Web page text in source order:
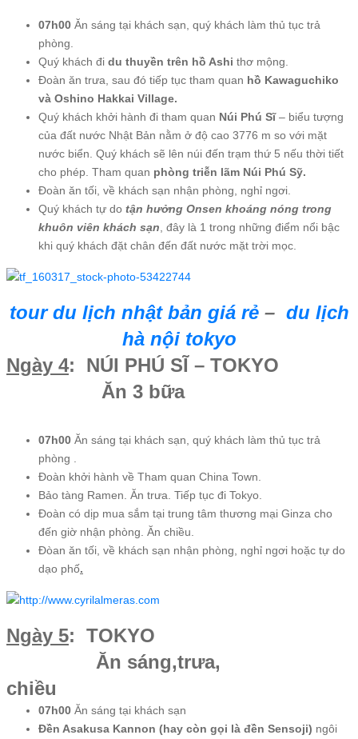
07h00 Ăn sáng tại khách sạn, quý khách làm thủ tục trả
phòng.
Quý khách đi du thuyền trên hồ Ashi thơ mộng.
Đoàn ăn trưa, sau đó tiếp tục tham quan hồ Kawaguchiko
và Oshino Hakkai Village.
Quý khách khởi hành đi tham quan Núi Phú Sĩ– biểu tượng
của đất nước Nhật Bản nằm ở độ cao 3776 m so với mặt
nước biển. Quý khách sẽ lên núi đến trạm thứ 5 nếu thời tiết
cho phép. Tham quan phòng triễn lãm Núi Phú Sỹ.
Đoàn ăn tối, về khách sạn nhận phòng, nghỉ ngơi.
Quý khách tự do tận hưởng Onsen khoáng nóng trong
khuôn viên khách sạn , đây là 1 trong những điểm nổi bậc
khi quý khách đặt chân đến đất nước mặt trời mọc.
tour du lịch nhật bản giá rẻ– du lịch
hà nội tokyo
Ngày 4: NÚI PHÚ SĨ – TOKYO
Ăn 3 bữa
07h00 Ăn sáng tại khách sạn, quý khách làm thủ tục trả
phòng .
Đoàn khởi hành về Tham quan China Town.
Bảo tàng Ramen. Ăn trưa. Tiếp tục đi Tokyo.
Đoàn có dịp mua sắm tại trung tâm thương mại Ginza cho
đến giờ nhận phòng. Ăn chiều.
Đòan ăn tối, về khách sạn nhận phòng, nghỉ ngơi hoặc tự do
dạo phố.
Ngày 5: TOKYO
Ăn sáng,trưa,
chiều
07h00 Ăn sáng tại khách sạn
Đền Asakusa Kannon (hay còn gọi là đền Sensoji) ngôi